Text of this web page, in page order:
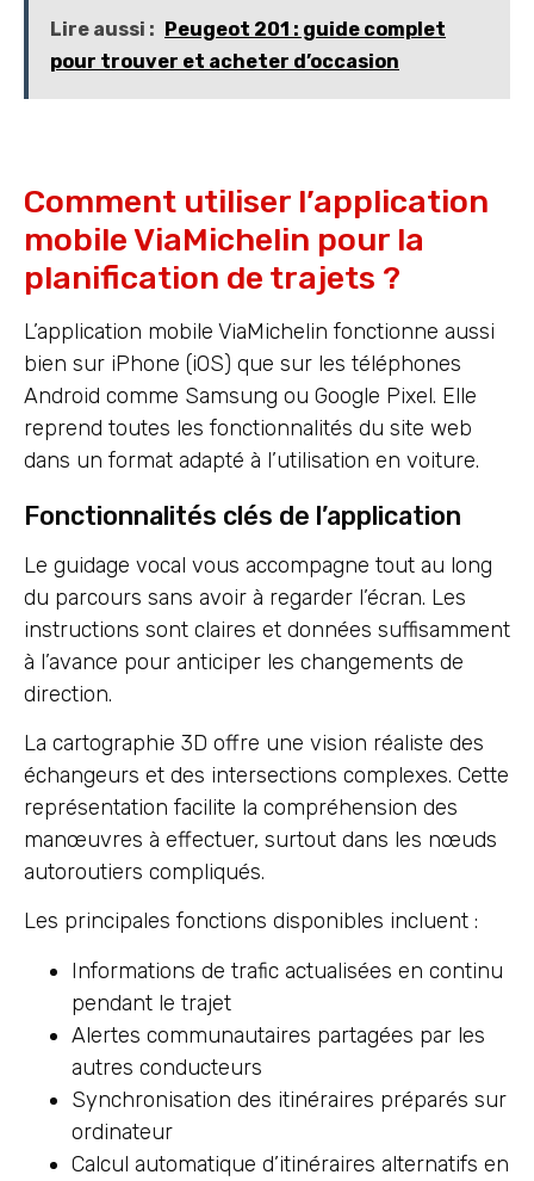
Lire aussi : Peugeot 201 : guide complet
pour trouver et acheter d’occasion
Comment utiliser l’application
mobile ViaMichelin pour la
planification de trajets ?
L’application mobile ViaMichelin fonctionne aussi
bien sur iPhone (iOS) que sur les téléphones
Android comme Samsung ou Google Pixel. Elle
reprend toutes les fonctionnalités du site web
dans un format adapté à l’utilisation en voiture.
Fonctionnalités clés de l’application
Le guidage vocal vous accompagne tout au long
du parcours sans avoir à regarder l’écran. Les
instructions sont claires et données suffisamment
à l’avance pour anticiper les changements de
direction.
La cartographie 3D offre une vision réaliste des
échangeurs et des intersections complexes. Cette
représentation facilite la compréhension des
manœuvres à effectuer, surtout dans les nœuds
autoroutiers compliqués.
Les principales fonctions disponibles incluent :
Informations de trafic actualisées en continu
pendant le trajet
Alertes communautaires partagées par les
autres conducteurs
Synchronisation des itinéraires préparés sur
ordinateur
Calcul automatique d’itinéraires alternatifs en